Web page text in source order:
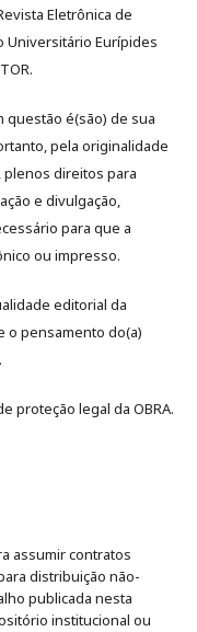
Eletrônica de
Universitário Eurípides
questão é(são) de sua
pela originalidade
direitos para
e divulgação,
para que a
ou impresso.
editorial da
o pensamento do(a)
proteção legal da OBRA.
assumir contratos
distribuição não-
publicada nesta
institucional ou